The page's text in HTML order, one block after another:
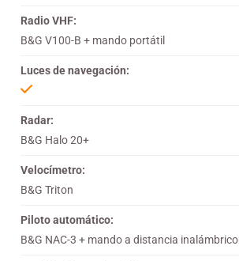
Radio VHF:
B&G V100-B + mando portátil
Luces de navegación:
Radar:
B&G Halo 20+
Velocímetro:
B&G Triton
Piloto automático:
B&G NAC-3 + mando a distancia inalámbrico